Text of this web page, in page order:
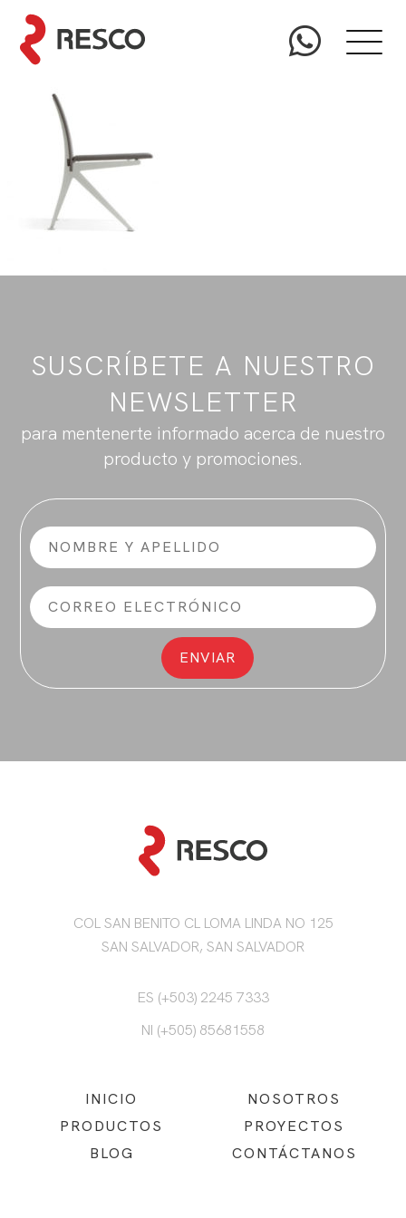
SUSCRÍBETE A NUESTRO
NEWSLETTER
para mentenerte informado acerca de nuestro
producto y promociones.
COL SAN BENITO CL LOMA LINDA NO 125
SAN SALVADOR, SAN SALVADOR
ES (+503) 2245 7333
NI (+505) 85681558
INICIO
NOSOTROS
PRODUCTOS
PROYECTOS
BLOG
CONTÁCTANOS